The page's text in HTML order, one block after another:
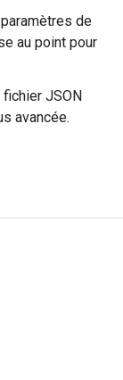
de
au point pour
JSON
avancée.